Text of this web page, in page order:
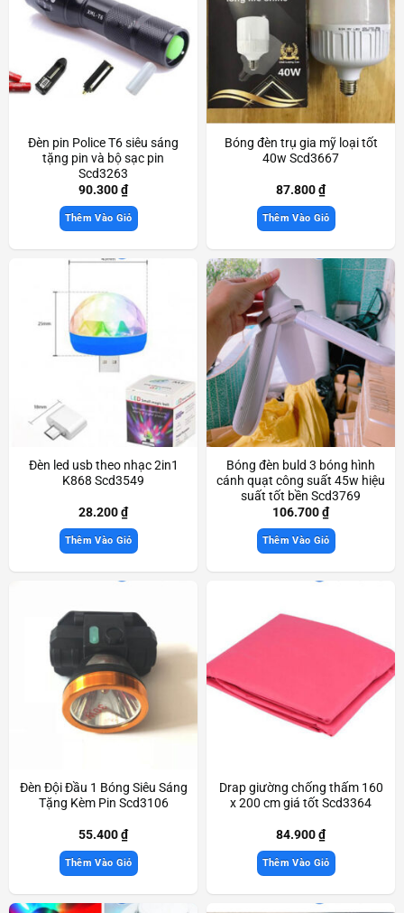
Đèn pin Police T6 siêu sáng
tặng pin và bộ sạc pin
Scd3263
90.300₫
Thêm Vào Giỏ
Bóng đèn trụ gia mỹ loại tốt
40w Scd3667
87.800₫
Thêm Vào Giỏ
Đèn led usb theo nhạc 2in1
K868 Scd3549
28.200₫
Thêm Vào Giỏ
Bóng đèn buld 3 bóng hình
cánh quạt công suất 45w hiệu
suất tốt bền Scd3769
106.700₫
Thêm Vào Giỏ
Đèn Đội Đầu 1 Bóng Siêu Sáng
Tặng Kèm Pin Scd3106
55.400₫
Thêm Vào Giỏ
Drap giường chống thấm 160
x 200 cm giá tốt Scd3364
84.900₫
Thêm Vào Giỏ